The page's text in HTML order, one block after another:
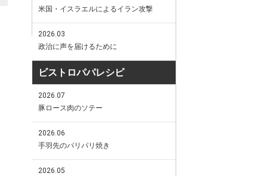
米国・イスラエルによるイラン攻撃
2026.03
政治に声を届けるために
ビストロパパレシピ
2026.07
豚ロース肉のソテー
2026.06
手羽先のパリパリ焼き
2026.05